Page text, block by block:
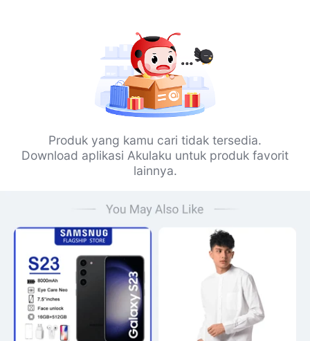
Produk yang kamu cari tidak tersedia.
Download aplikasi Akulaku untuk produk favorit
lainnya.